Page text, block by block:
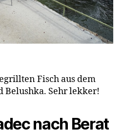
Fisch aus dem
Belushka. Sehr lekker!
nach Berat